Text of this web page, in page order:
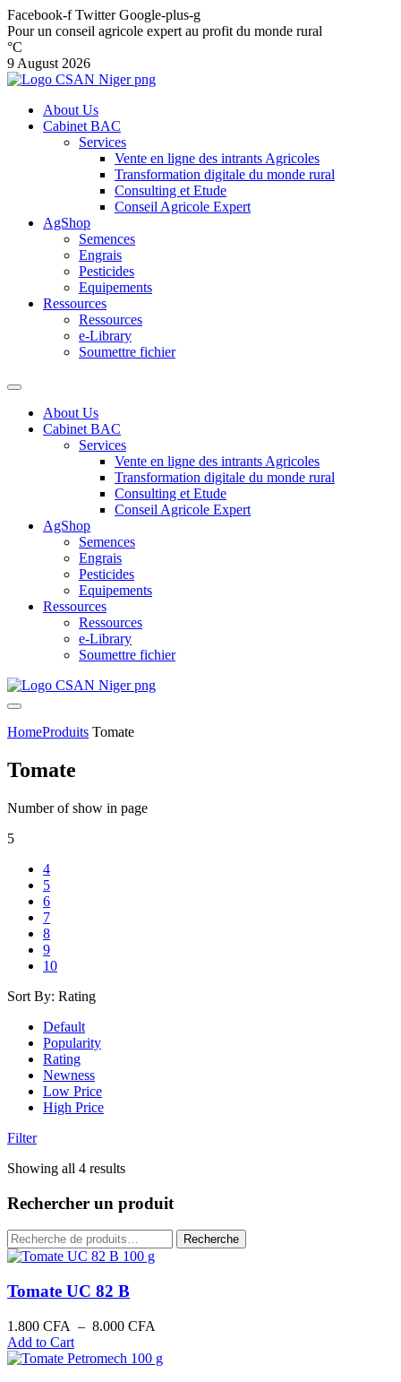
Facebook-f Twitter Google-plus-g
Pour un conseil agricole expert au profit du monde rural
°C
9 August 2026
About Us
Cabinet BAC
Services
Vente en ligne des intrants Agricoles
Transformation digitale du monde rural
Consulting et Etude
Conseil Agricole Expert
AgShop
Semences
Engrais
Pesticides
Equipements
Ressources
Ressources
e-Library
Soumettre fichier
About Us
Cabinet BAC
Services
Vente en ligne des intrants Agricoles
Transformation digitale du monde rural
Consulting et Etude
Conseil Agricole Expert
AgShop
Semences
Engrais
Pesticides
Equipements
Ressources
Ressources
e-Library
Soumettre fichier
HomeProduits Tomate
Tomate
Number of show in page
5
4
5
6
7
8
9
10
Sort By: Rating
Default
Popularity
Rating
Newness
Low Price
High Price
Filter
Showing all 4 resultsTrié
note
Rechercher un produit
Recherche
pour :
Recherche
Tomate UC 82 B
1.800 CFA – 8.000 CFA
prix :
Add to Cart